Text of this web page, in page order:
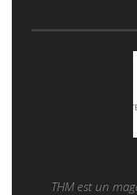
THM est un